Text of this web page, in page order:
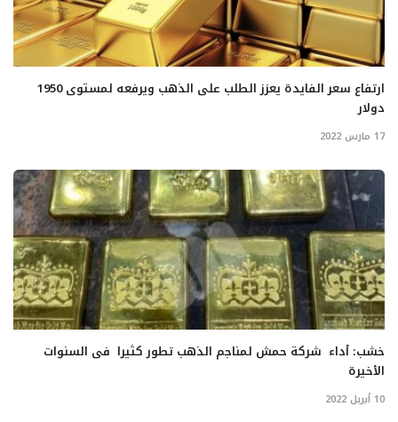
ارتفاع سعر الفايدة يعزز الطلب على الذهب ويرفعه لمستوى 1950
دولار
17 مارس 2022
خشب: أداء شركة حمش لمناجم الذهب تطور كثيرا فى السنوات
الأخيرة
10 أبريل 2022